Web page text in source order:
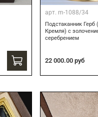
арт. m-1088/34
Подстаканник
Кремля) с
серебрением
22 000.00 руб